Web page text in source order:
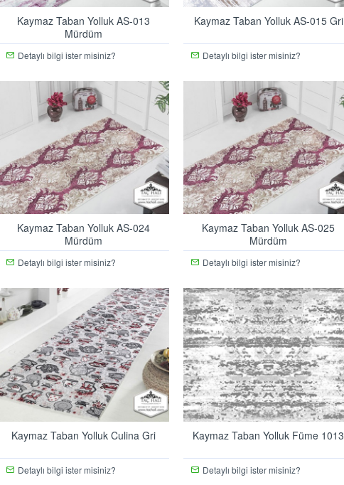
Kaymaz Taban Yolluk AS-013
Mürdüm
Detaylı bilgi ister misiniz?
Kaymaz Taban Yolluk AS-015 Gri
Detaylı bilgi ister misiniz?
Kaymaz Taban Yolluk AS-024
Mürdüm
Detaylı bilgi ister misiniz?
Kaymaz Taban Yolluk AS-025
Mürdüm
Detaylı bilgi ister misiniz?
Kaymaz Taban Yolluk Culina Gri
Detaylı bilgi ister misiniz?
Kaymaz Taban Yolluk Füme 1013
Detaylı bilgi ister misiniz?